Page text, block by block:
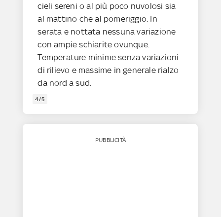
cieli sereni o al più poco nuvolosi sia
al mattino che al pomeriggio. In
serata e nottata nessuna variazione
con ampie schiarite ovunque.
Temperature minime senza variazioni
di rilievo e massime in generale rialzo
da nord a sud.
4/5
PUBBLICITÀ